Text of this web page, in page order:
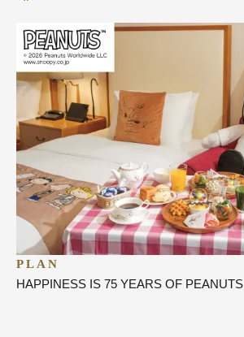
PLAN
HAPPINESS IS 75 YEARS OF PEANUTS